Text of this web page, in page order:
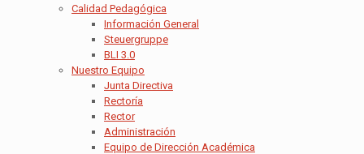
Calidad Pedagógica
Información General
Steuergruppe
BLI 3.0
Nuestro Equipo
Junta Directiva
Rectoría
Rector
Administración
Equipo de Dirección Académica